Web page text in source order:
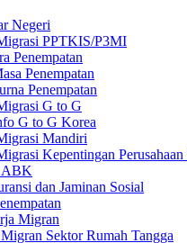
Negeri
PPTKIS/P3MI
Penempatan
Penempatan
Penempatan
G to G
G to G Korea
Mandiri
Kepentingan
ABK
dan Jaminan Sosial
Migran
Sektor Rumah Tangga